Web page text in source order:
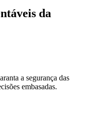
da
a segurança das
embasadas.